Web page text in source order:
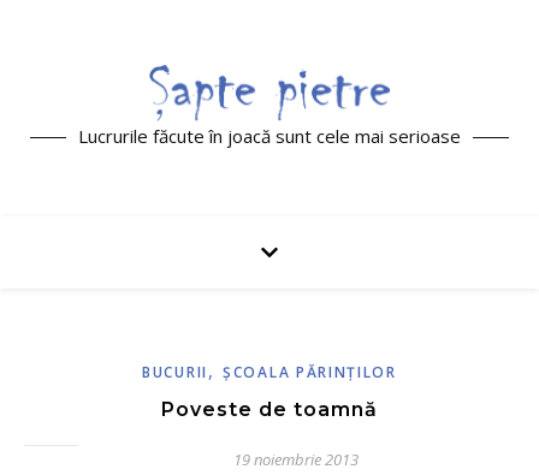
Lucrurile făcute în joacă sunt cele mai serioase
BUCURII , ŞCOALA PĂRINŢILOR
Poveste de toamnă
19 noiembrie 2013